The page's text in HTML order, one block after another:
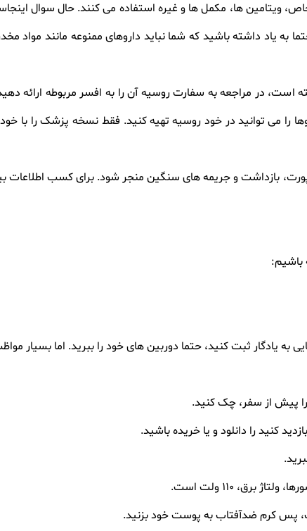
ویتامین ها، مکمل ها و غیره استفاده می کنند. حال سوال
به یاد داشته باشید که شما نباید داروهای ممنوعه مانند مواد
در مراجعه به سفارت روسیه آن را به افسر مربوطه ارائه
را می توانید در خود روسیه تهیه کنید. فقط نسخه پزشک را با
بازداشت و جریمه های سنگین منجر شود. برای کسب اطلاعات
باشیم:
به یادگار ثبت کنید، حتما دوربین های خود را ببرید. اما بسیار
را پیش از سفر، چک کنید.
کنید را دانلود و یا خریده باشید.
.
برق، 110 ولت است
.
پس کرم ضدآفتاب به پوست خود بزنید.